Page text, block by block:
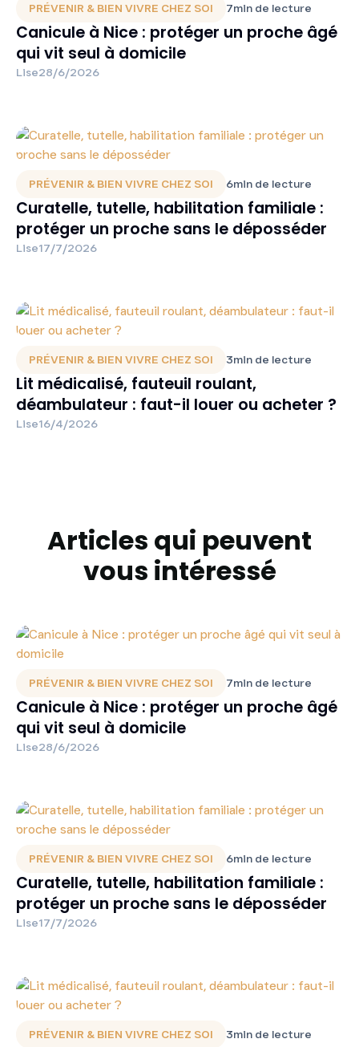
PRÉVENIR & BIEN VIVRE CHEZ SOI 7min de lecture
Canicule à Nice : protéger un proche âgé
qui vit seul à domicile
Lise28/6/2026
PRÉVENIR & BIEN VIVRE CHEZ SOI 6min de lecture
Curatelle, tutelle, habilitation familiale :
protéger un proche sans le déposséder
Lise17/7/2026
PRÉVENIR & BIEN VIVRE CHEZ SOI 3min de lecture
Lit médicalisé, fauteuil roulant,
déambulateur : faut-il louer ou acheter ?
Lise16/4/2026
Articles qui peuvent
vous intéressé
PRÉVENIR & BIEN VIVRE CHEZ SOI 7min de lecture
Canicule à Nice : protéger un proche âgé
qui vit seul à domicile
Lise28/6/2026
PRÉVENIR & BIEN VIVRE CHEZ SOI 6min de lecture
Curatelle, tutelle, habilitation familiale :
protéger un proche sans le déposséder
Lise17/7/2026
PRÉVENIR & BIEN VIVRE CHEZ SOI 3min de lecture